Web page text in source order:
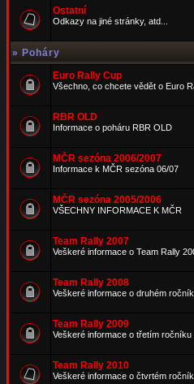
Ostatní
Odkazy na jiné stránky, atd...
» Poháry
Euro Rally Cup
Všechno, co chcete vědět o Euro
RBR OLD
Informace o poháru RBR OLD
MČR sezóna 2006/2007
Informace k MČR sezóna 06/07
MČR sezóna 2005/2006
VŠECHNY INFORMACE K MČR
Team Rally 2007
Veškeré informace o Team Rally
Team Rally 2008
Veškeré informace o druhém
Team Rally 2009
Veškeré informace o třetím ročníku
Team Rally 2010
Veškeré informace o čtvrtém